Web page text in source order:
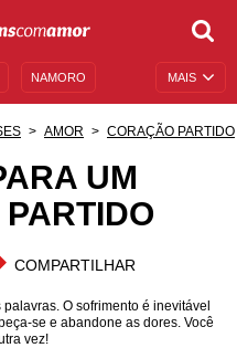
MAIS
NAMORO
DE ANIVERSÁRIO
AMOR CORAÇÃO PARTIDO
UM
COMPARTILHAR
O sofrimento é inevitável
se e abandone as dores. Você
vez!